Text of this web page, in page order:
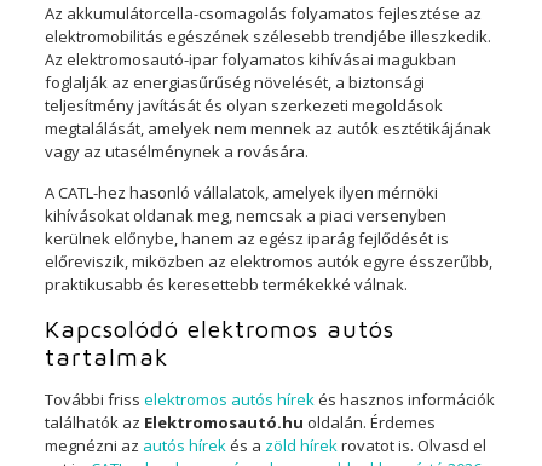
Az akkumulátorcella-csomagolás folyamatos fejlesztése az
elektromobilitás egészének szélesebb trendjébe illeszkedik.
Az elektromosautó-ipar folyamatos kihívásai magukban
foglalják az energiasűrűség növelését, a biztonsági
teljesítmény javítását és olyan szerkezeti megoldások
megtalálását, amelyek nem mennek az autók esztétikájának
vagy az utasélménynek a rovására.
A CATL-hez hasonló vállalatok, amelyek ilyen mérnöki
kihívásokat oldanak meg, nemcsak a piaci versenyben
kerülnek előnybe, hanem az egész iparág fejlődését is
előreviszik, miközben az elektromos autók egyre ésszerűbb,
praktikusabb és keresettebb termékekké válnak.
Kapcsolódó elektromos autós
tartalmak
További friss elektromos autós hírekés hasznos információk
találhatók az Elektromosautó.hu oldalán. Érdemes
megnézni az autós hírekés a zöld hírekrovatot is. Olvasd el